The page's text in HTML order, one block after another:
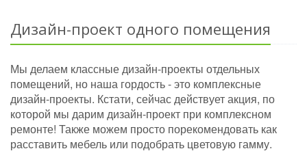
Дизайн-проект одного помещения
Мы делаем классные дизайн-проекты отдельных
помещений, но наша гордость - это комплексные
дизайн-проекты. Кстати, сейчас действует акция, по
которой мы дарим дизайн-проект при комплексном
ремонте! Также можем просто порекомендовать как
расставить мебель или подобрать цветовую гамму.